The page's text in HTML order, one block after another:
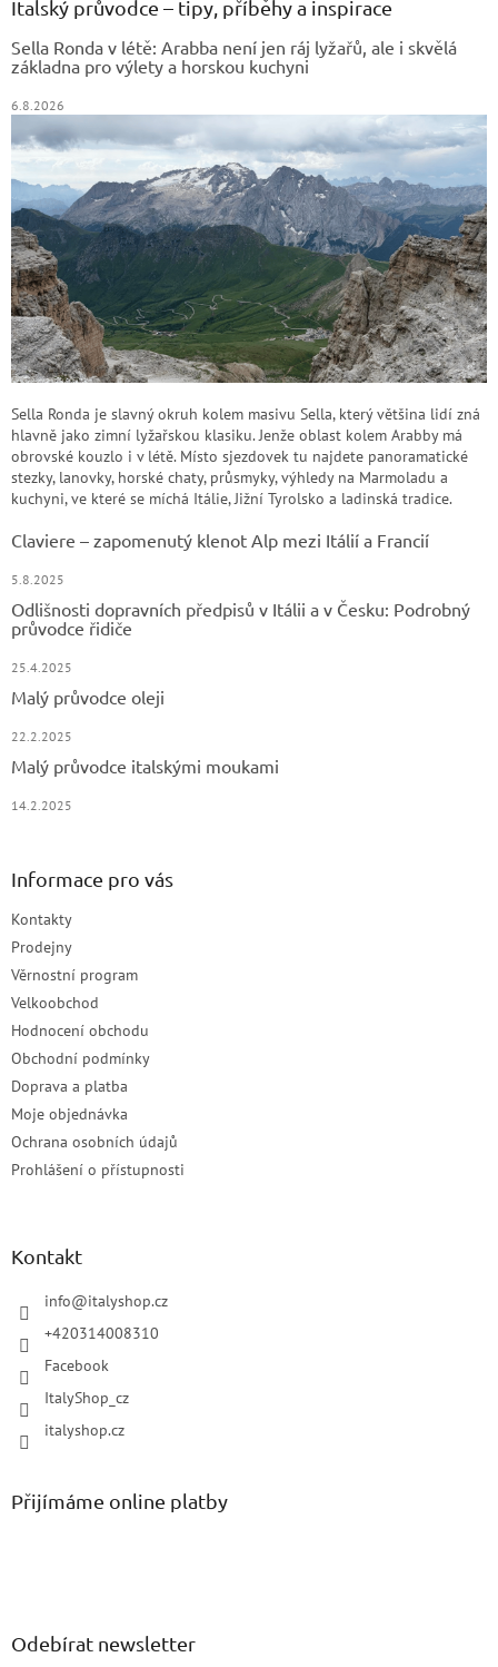
Italský průvodce – tipy, příběhy a inspirace
Sella Ronda v létě: Arabba není jen ráj lyžařů, ale i skvělá
základna pro výlety a horskou kuchyni
6.8.2026
Sella Ronda je slavný okruh kolem masivu Sella, který většina lidí zná
hlavně jako zimní lyžařskou klasiku. Jenže oblast kolem Arabby má
obrovské kouzlo i v létě. Místo sjezdovek tu najdete panoramatické
stezky, lanovky, horské chaty, průsmyky, výhledy na Marmoladu a
kuchyni, ve které se míchá Itálie, Jižní Tyrolsko a ladinská tradice.
Claviere – zapomenutý klenot Alp mezi Itálií a Francií
5.8.2025
Odlišnosti dopravních předpisů v Itálii a v Česku: Podrobný
průvodce řidiče
25.4.2025
Malý průvodce oleji
22.2.2025
Malý průvodce italskými moukami
14.2.2025
Informace pro vás
Kontakty
Prodejny
Věrnostní program
Velkoobchod
Hodnocení obchodu
Obchodní podmínky
Doprava a platba
Moje objednávka
Ochrana osobních údajů
Prohlášení o přístupnosti
Kontakt
info@italyshop.cz
+420314008310
Facebook
ItalyShop_cz
italyshop.cz
Přijímáme online platby
Odebírat newsletter